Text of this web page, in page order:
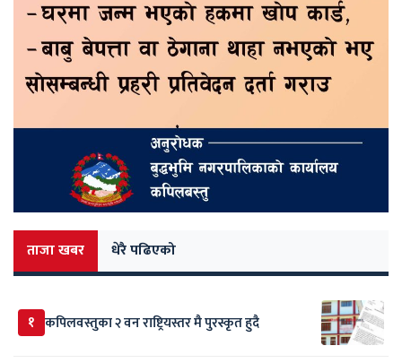
ताजा खबर धेरै पढिएको
१ कपिलवस्तुका २ वन राष्ट्रियस्तर मै पुरस्कृत हुदै